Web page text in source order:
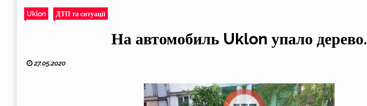
Uklon ДТП та ситуації
На автомобиль Uklon упало дерево.
27.05.2020